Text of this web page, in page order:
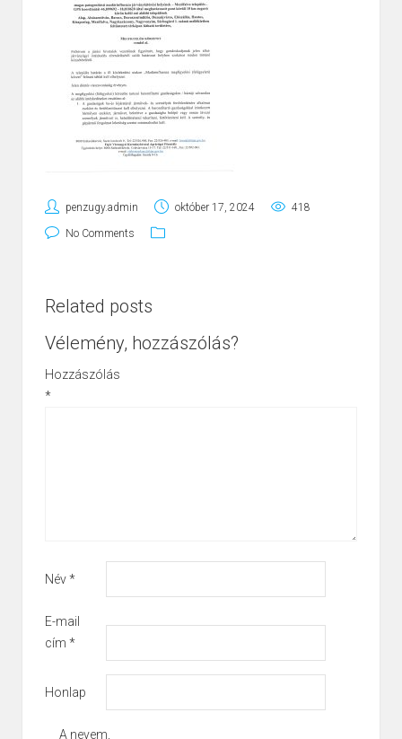
penzugy.admin október 17, 2024 418
No Comments
Related posts
Vélemény, hozzászólás?
Hozzászólás
*
Név*
E-mail
cím *
Honlap
A nevem,